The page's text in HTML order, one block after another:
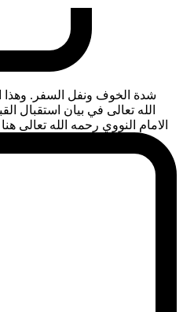
شدة الخوف ونفل السفر. وهذا
الله تعالى في بيان استقبال
الامام النووي رحمه الله